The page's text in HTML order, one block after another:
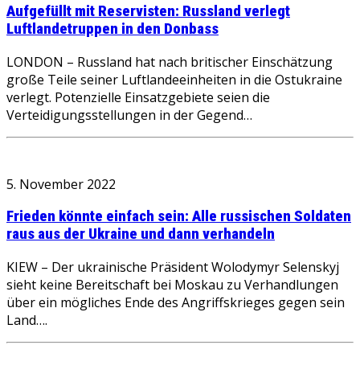
Aufgefüllt mit Reservisten: Russland verlegt
Luftlandetruppen in den Donbass
LONDON – Russland hat nach britischer Einschätzung
große Teile seiner Luftlandeeinheiten in die Ostukraine
verlegt. Potenzielle Einsatzgebiete seien die
Verteidigungsstellungen in der Gegend…
5. November 2022
Frieden könnte einfach sein: Alle russischen Soldaten
raus aus der Ukraine und dann verhandeln
KIEW – Der ukrainische Präsident Wolodymyr Selenskyj
sieht keine Bereitschaft bei Moskau zu Verhandlungen
über ein mögliches Ende des Angriffskrieges gegen sein
Land….